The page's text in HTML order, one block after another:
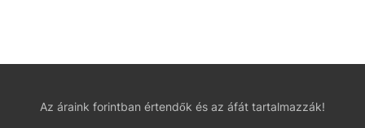
Az áraink forintban értendők és az áfát tartalmazzák!